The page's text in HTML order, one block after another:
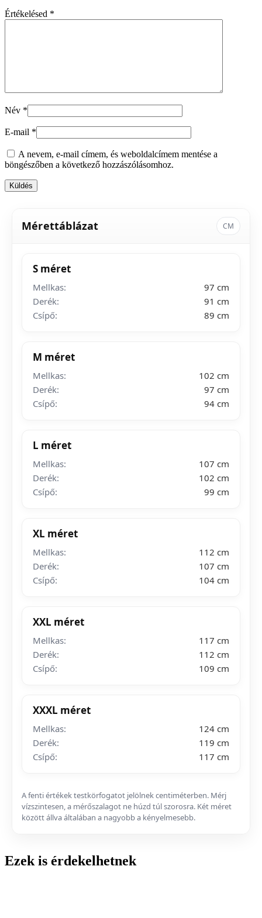
Értékelésed *
Név *
E-mail *
A nevem, e-mail címem, és weboldalcímem mentése a
böngészőben a következő hozzászólásomhoz.
Mérettáblázat CM
S méret
Mellkas:
97 cm
Derék:
91 cm
Csípő:
89 cm
M méret
Mellkas:
102 cm
Derék:
97 cm
Csípő:
94 cm
L méret
Mellkas:
107 cm
Derék:
102 cm
Csípő:
99 cm
XL méret
Mellkas:
112 cm
Derék:
107 cm
Csípő:
104 cm
XXL méret
Mellkas:
117 cm
Derék:
112 cm
Csípő:
109 cm
XXXL méret
Mellkas:
124 cm
Derék:
119 cm
Csípő:
117 cm
A fenti értékek testkörfogatot jelölnek centiméterben. Mérj
vízszintesen, a mérőszalagot ne húzd túl szorosra. Két méret
között állva általában a nagyobb a kényelmesebb.
Ezek is érdekelhetnek